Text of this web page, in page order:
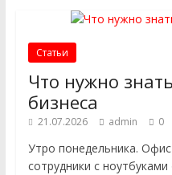
Статьи
Что нужно
бизнеса
21.07.2026 admin 0
Утро понедельника.
сотрудники с